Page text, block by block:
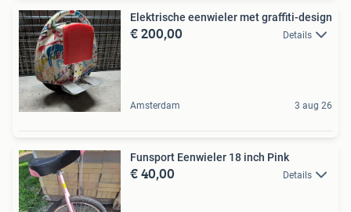
Elektrische eenwieler met graffiti-design
€ 200,00 Details
Amsterdam 3 aug 26
Funsport Eenwieler 18 inch Pink
€ 40,00 Details